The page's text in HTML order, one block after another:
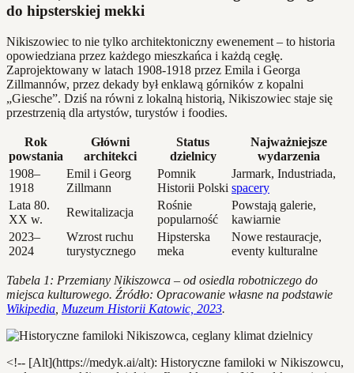
do hipsterskiej mekki
Nikiszowiec to nie tylko architektoniczny ewenement – to historia
opowiedziana przez każdego mieszkańca i każdą cegłę.
Zaprojektowany w latach 1908-1918 przez Emila i Georga
Zillmannów, przez dekady był enklawą górników z kopalni
„Giesche”. Dziś na równi z lokalną historią, Nikiszowiec staje się
przestrzenią dla artystów, turystów i foodies.
Rok
powstania
Główni
architekci
Status
dzielnicy
Najważniejsze
wydarzenia
1908–
1918
Emil i Georg
Zillmann
Pomnik
Historii Polski
Jarmark, Industriada,
spacery
Lata 80.
XX w.
Rewitalizacja
Rośnie
popularność
Powstają galerie,
kawiarnie
2023–
2024
Wzrost ruchu
turystycznego
Hipsterska
meka
Nowe restauracje,
eventy kulturalne
Tabela 1: Przemiany Nikiszowca – od osiedla robotniczego do
miejsca kulturowego. Źródło: Opracowanie własne na podstawie
Wikipedia Muzeum Historii Katowic, 2023.
<!-- [Alt](https://medyk.ai/alt): Historyczne familoki w Nikiszowcu,